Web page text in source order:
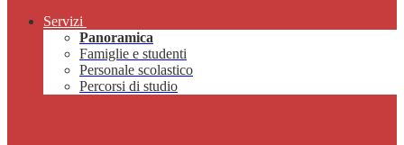
Servizi
Panoramica
Famiglie e studenti
Personale scolastico
Percorsi di studio